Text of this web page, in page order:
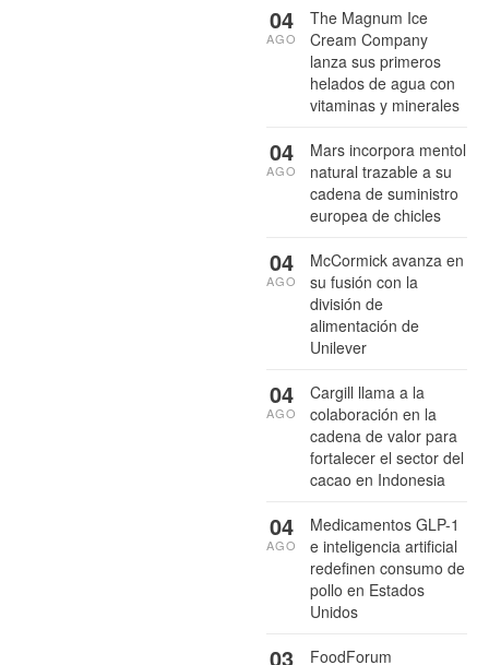
The Magnum Ice
Cream Company
lanza sus primeros
helados de agua con
vitaminas y minerales
04
AGO
Mars incorpora mentol
natural trazable a su
cadena de suministro
europea de chicles
04
AGO
McCormick avanza en
su fusión con la
división de
alimentación de
Unilever
04
AGO
Cargill llama a la
colaboración en la
cadena de valor para
fortalecer el sector del
cacao en Indonesia
04
AGO
Medicamentos GLP-1
e inteligencia artificial
redefinen consumo de
pollo en Estados
Unidos
04
AGO
FoodForum
03